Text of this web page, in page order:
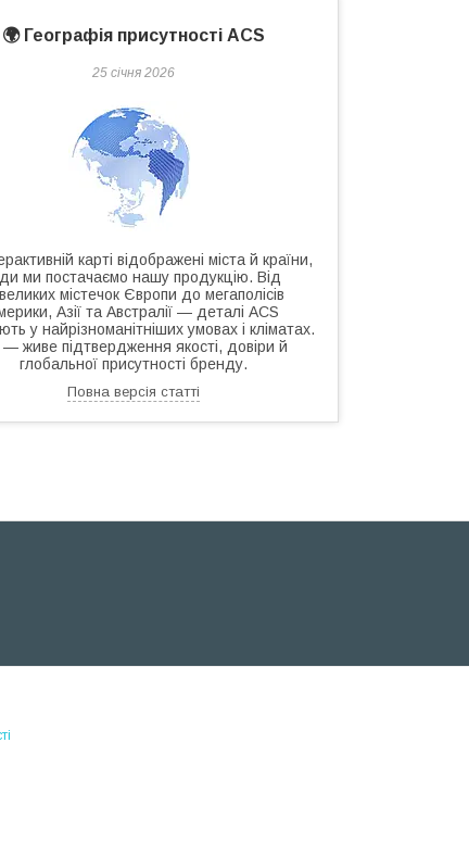
🌍 Географія присутності ACS
25 січня 2026
карті відображені міста й країни,
ми постачаємо нашу продукцію. Від
містечок Європи до мегаполісів
Азії та Австралії — деталі ACS
у найрізноманітніших умовах і кліматах.
живе підтвердження якості, довіри й
глобальної присутності бренду.
Повна версія статті